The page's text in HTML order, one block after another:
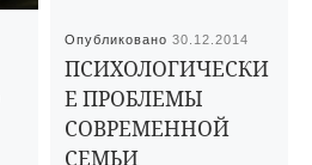
Опубликовано30.12.2014
ПСИХОЛОГИЧЕСКИ
Е ПРОБЛЕМЫ
СОВРЕМЕННОЙ
СЕМЬИ